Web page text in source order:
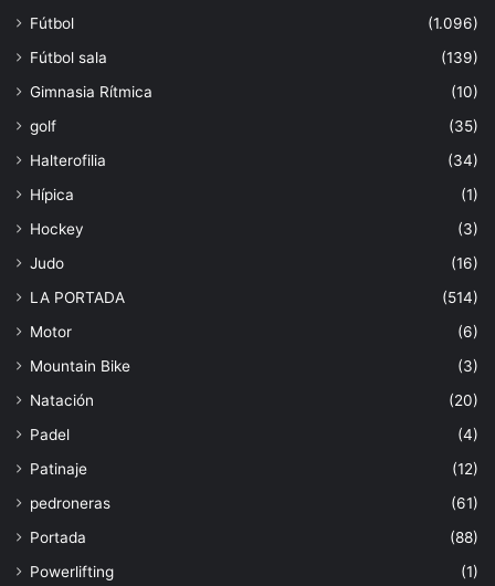
Fútbol
(1.096)
Fútbol sala
(139)
Gimnasia Rítmica
(10)
golf
(35)
Halterofilia
(34)
Hípica
(1)
Hockey
(3)
Judo
(16)
LA PORTADA
(514)
Motor
(6)
Mountain Bike
(3)
Natación
(20)
Padel
(4)
Patinaje
(12)
pedroneras
(61)
Portada
(88)
Powerlifting
(1)